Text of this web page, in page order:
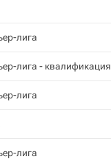
лига
лига - квалификация
лига
лига